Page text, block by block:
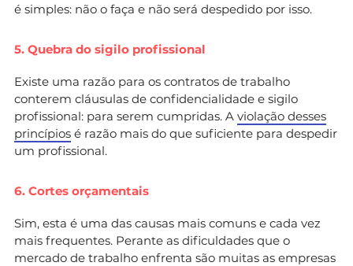
é simples: não o faça e não será despedido por isso.
5. Quebra do sigilo profissional
Existe uma razão para os contratos de trabalho
conterem cláusulas de confidencialidade e sigilo
profissional: para serem cumpridas. A violação desses
princípios é razão mais do que suficiente para despedir
um profissional.
6. Cortes orçamentais
Sim, esta é uma das causas mais comuns e cada vez
mais frequentes. Perante as dificuldades que o
mercado de trabalho enfrenta são muitas as empresas